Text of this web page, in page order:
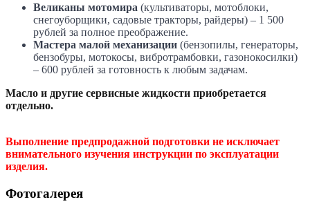
Великаны мотомира (культиваторы, мотоблоки,
снегоуборщики, садовые тракторы, райдеры) – 1 500
рублей за полное преображение.
Мастера малой механизации (бензопилы, генераторы,
бензобуры, мотокосы, вибротрамбовки, газонокосилки)
– 600 рублей за готовность к любым задачам.
Масло и другие сервисные жидкости приобретается
отдельно.
Выполнение предпродажной подготовки не исключает
внимательного изучения инструкции по эксплуатации
изделия.
Фотогалерея